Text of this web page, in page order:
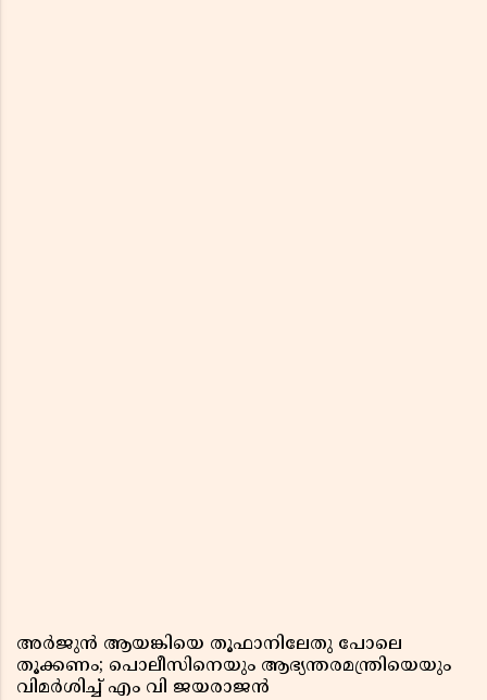
അർജുൻ ആയങ്കിയെ തൂഫാനിലേതു പോലെ
തൂക്കണം; പൊലീസിനെയും ആഭ്യന്തരമന്ത്രിയെയും
വിമർശിച്ച് എം വി ജയരാജൻ